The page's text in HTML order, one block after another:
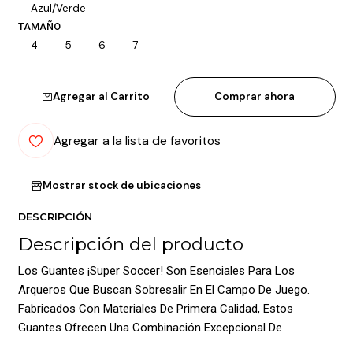
Azul/Verde
TAMAÑO
4 5 6 7
Agregar al Carrito Comprar ahora
Agregar a la lista de favoritos
Mostrar stock de ubicaciones
DESCRIPCIÓN
Descripción del producto
Los Guantes ¡Super Soccer! Son Esenciales Para Los
Arqueros Que Buscan Sobresalir En El Campo De Juego.
Fabricados Con Materiales De Primera Calidad, Estos
Guantes Ofrecen Una Combinación Excepcional De